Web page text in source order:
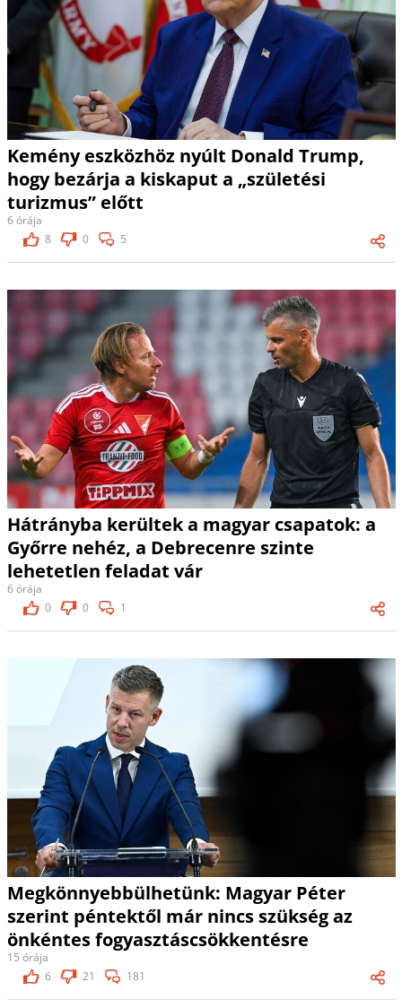
Kemény eszközhöz nyúlt Donald Trump,
hogy bezárja a kiskaput a „születési
turizmus” előtt
6 órája
8
0 5
Hátrányba kerültek a magyar csapatok: a
Győrre nehéz, a Debrecenre szinte
lehetetlen feladat vár
6 órája
0
0 1
Megkönnyebbülhetünk: Magyar Péter
szerint péntektől már nincs szükség az
önkéntes fogyasztáscsökkentésre
15 órája
6
21 181